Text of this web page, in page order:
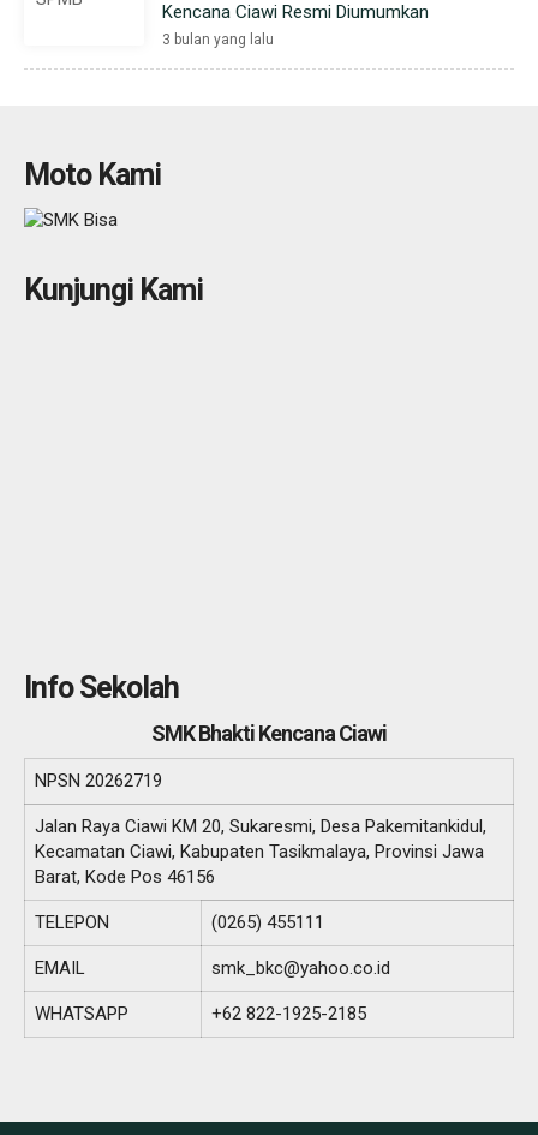
Kencana Ciawi Resmi Diumumkan
3 bulan yang lalu
Moto Kami
Kunjungi Kami
Info Sekolah
SMK Bhakti Kencana Ciawi
NPSN 20262719
Jalan Raya Ciawi KM 20, Sukaresmi, Desa Pakemitankidul,
Kecamatan Ciawi, Kabupaten Tasikmalaya, Provinsi Jawa
Barat, Kode Pos 46156
TELEPON (0265) 455111
EMAIL smk_bkc@yahoo.co.id
WHATSAPP +62 822-1925-2185